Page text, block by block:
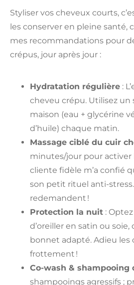
Styliser vos cheveux courts,
les conserver en pleine santé,
mes recommandations pour
crépus, jour après jour :
Hydratation régulière :
cheveu crépu. Utilisez un
maison (eau + glycérine
d’huile) chaque matin.
Massage ciblé du cuir
minutes/jour pour activer
cliente fidèle m’a confié
son petit rituel anti-
redemandent !
Protection la nuit :
d’oreiller en satin ou soie,
bonnet adapté. Adieu les
frottement !
Co-wash & shampooing
shampooings agressifs ;